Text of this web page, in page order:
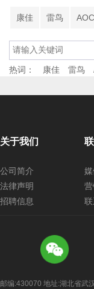
康佳 雷鸟 AOC
热词： 康佳 雷鸟
关于我们
公司简介
法律声明
招聘信息
邮编:430070 地址:湖北省武